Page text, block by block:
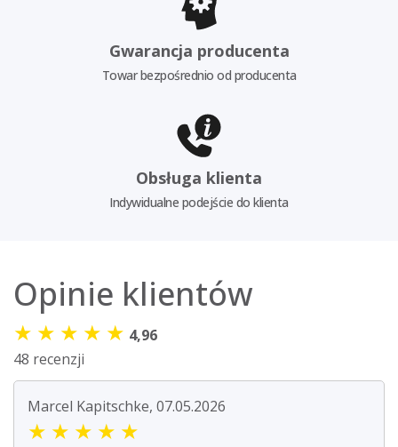
Gwarancja producenta
Towar bezpośrednio od producenta
Obsługa klienta
Indywidualne podejście do klienta
Opinie klientów
★ ★ ★ ★ ★ 4,96
48 recenzji
Marcel Kapitschke, 07.05.2026
★ ★ ★ ★ ★